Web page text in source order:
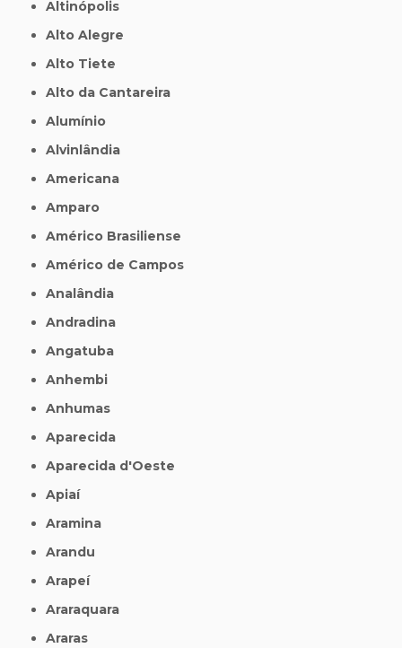
Altinópolis
Alto Alegre
Alto Tiete
Alto da Cantareira
Alumínio
Alvinlândia
Americana
Amparo
Américo Brasiliense
Américo de Campos
Analândia
Andradina
Angatuba
Anhembi
Anhumas
Aparecida
Aparecida d'Oeste
Apiaí
Aramina
Arandu
Arapeí
Araraquara
Araras